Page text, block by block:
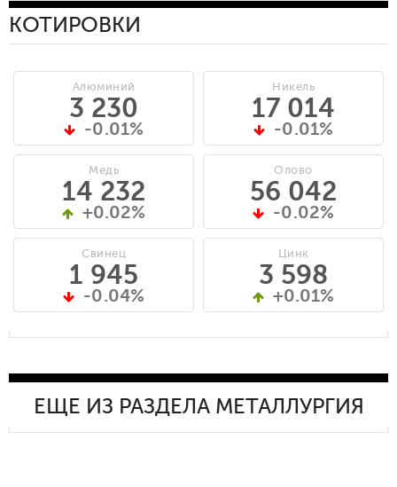
КОТИРОВКИ
Алюминий
3 230
-0.01%
Медь
14 232
+0.02%
Свинец
1 945
-0.04%
Никель
17 014
-0.01%
Олово
56 042
-0.02%
Цинк
3 598
+0.01%
ЕЩЕ ИЗ РАЗДЕЛА МЕТАЛЛУРГИЯ